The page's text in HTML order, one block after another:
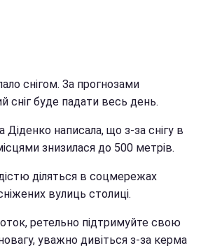
снігом. За прогнозами
сніг буде падати весь день.
Діденко написала, що з-за снігу в
знизилася до 500 метрів.
діляться в соцмережах
вулиць столиці.
ретельно підтримуйте свою
уважно дивіться з-за керма